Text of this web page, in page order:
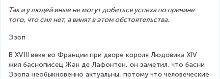
Так и у людей иные не могут добиться успеха по причине
того, что сил нет, а винят в этом обстоятельства.
Эзоп
В XVIII веке во Франции при дворе короля Людовика XIV
жил баснописец Жан де Лафонтен, он заметил, что басни
Эзопа необыкновенно актуальны, потому что человеческие